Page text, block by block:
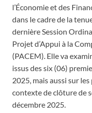
l’Économie et des
dans le cadre de la
dernière Session
Projet d’Appui à la
(PACEM). Elle va
issus des six (06)
2025, mais aussi sur
contexte de clôture de
décembre 2025.